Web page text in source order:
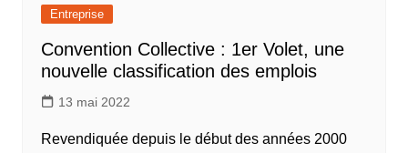
Entreprise
Convention Collective : 1er Volet, une
nouvelle classification des emplois
13 mai 2022
Revendiquée depuis le début des années 2000